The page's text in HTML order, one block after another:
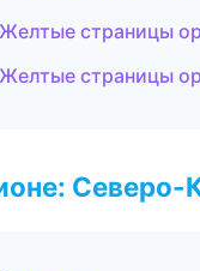
страницы
страницы